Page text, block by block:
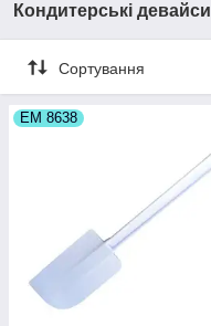
Кондитерські девайси
Сортування
ЕМ 8638